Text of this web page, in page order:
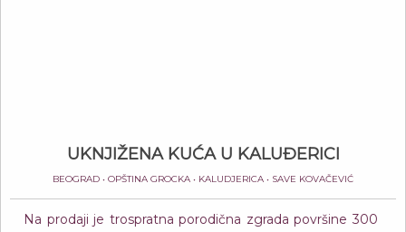
UKNJIŽENA KUĆA U KALUĐERICI
BEOGRAD • OPŠTINA GROCKA • KALUDJERICA • SAVE KOVAČEVIĆ
Na prodaji je trospratna porodična zgrada površine 300